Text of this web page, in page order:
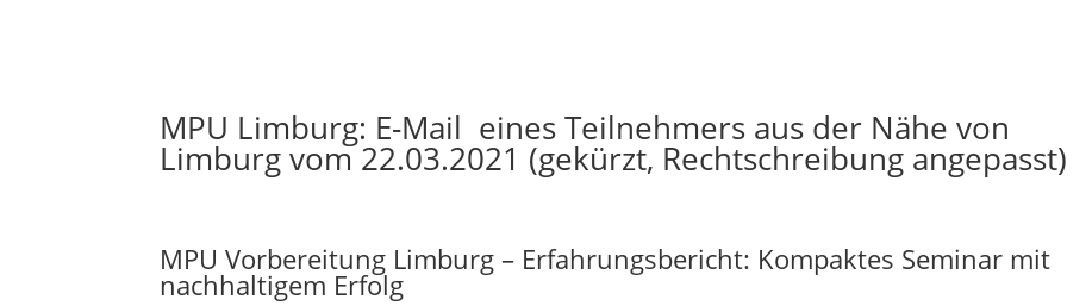
MPU Limburg: E-Mail eines Teilnehmers aus der Nähe von
Limburg vom 22.03.2021 (gekürzt, Rechtschreibung angepasst)
MPU Vorbereitung Limburg – Erfahrungsbericht: Kompaktes Seminar mit
nachhaltigem Erfolg